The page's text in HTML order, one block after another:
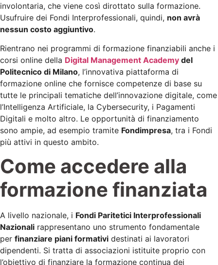
involontaria, che viene così dirottato sulla formazione.
Usufruire dei Fondi Interprofessionali, quindi, non avrà
nessun costo aggiuntivo.
Rientrano nei programmi di formazione finanziabili anche i
corsi online della Digital Management Academy del
Politecnico di Milano, l’innovativa piattaforma di
formazione online che fornisce competenze di base su
tutte le principali tematiche dell’innovazione digitale, come
l’Intelligenza Artificiale, la Cybersecurity, i Pagamenti
Digitali e molto altro. Le opportunità di finanziamento
sono ampie, ad esempio tramite Fondimpresa, tra i Fondi
più attivi in questo ambito.
Come accedere alla
formazione finanziata
A livello nazionale, i Fondi Paritetici Interprofessionali
Nazionali rappresentano uno strumento fondamentale
per finanziare piani formativi destinati ai lavoratori
dipendenti. Si tratta di associazioni istituite proprio con
l’obiettivo di finanziare la formazione continua dei